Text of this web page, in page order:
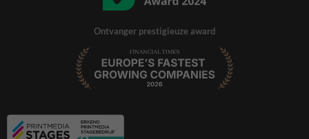
Ontvanger prestigieuze award